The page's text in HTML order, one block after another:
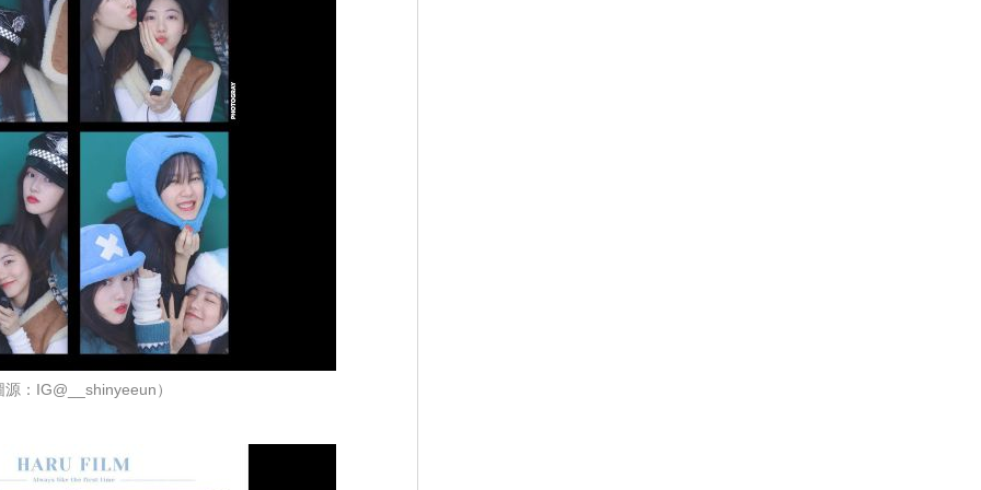
源：IG@__shinyeeun）